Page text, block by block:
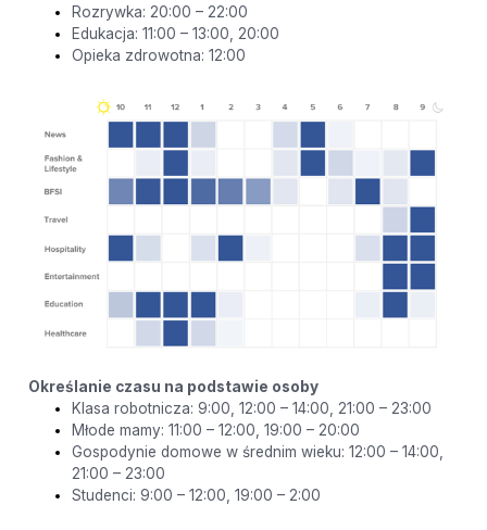
Rozrywka: 20:00 – 22:00
Edukacja: 11:00 – 13:00, 20:00
Opieka zdrowotna: 12:00
Określanie czasu na podstawie osoby
Klasa robotnicza: 9:00, 12:00 – 14:00, 21:00 – 23:00
Młode mamy: 11:00 – 12:00, 19:00 – 20:00
Gospodynie domowe w średnim wieku: 12:00 – 14:00,
21:00 – 23:00
Studenci: 9:00 – 12:00, 19:00 – 2:00